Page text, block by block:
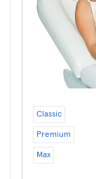
Classic
Premium
Max